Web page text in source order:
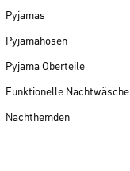
Pyjamas
Pyjamahosen
Pyjama Oberteile
Funktionelle Nachtwäsche
Nachthemden